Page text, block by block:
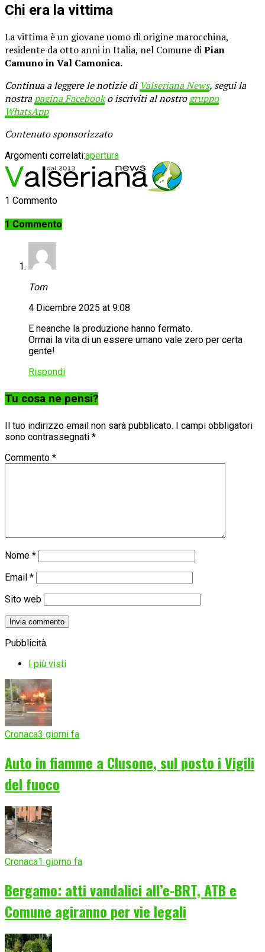
Chi era la vittima
La vittima è un giovane uomo di origine marocchina,
residente da otto anni in Italia, nel Comune diPian
Camuno in Val Camonica.
Continua a leggere le notizie di Valseriana News, segui la
nostrapagina Facebooko iscriviti al nostrogruppo
WhatsApp
Contenuto sponsorizzato
Argomenti correlati:apertura
1 Commento
1 Commento
Tom
4 Dicembre 2025 at 9:08
E neanche la produzione hanno fermato.
Ormai la vita di un essere umano vale zero per certa
gente!
Rispondi
Tu cosa ne pensi?
Il tuo indirizzo email non sarà pubblicato. I campi obbligatori
sono contrassegnati *
Commento *
Nome *
Email *
Sito web
Pubblicità
I più visti
Cronaca3 giorni fa
Auto in fiamme a Clusone, sul posto i Vigili
del fuoco
Cronaca1 giorno fa
Bergamo: atti vandalici all’e-BRT, ATB e
Comune agiranno per vie legali